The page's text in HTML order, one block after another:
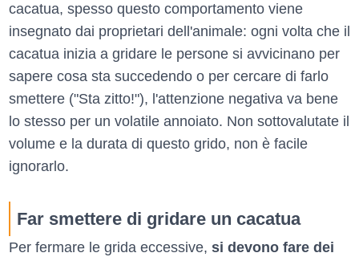
cacatua, spesso questo comportamento viene
insegnato dai proprietari dell'animale: ogni volta che il
cacatua inizia a gridare le persone si avvicinano per
sapere cosa sta succedendo o per cercare di farlo
smettere ("Sta zitto!"), l'attenzione negativa va bene
lo stesso per un volatile annoiato. Non sottovalutate il
volume e la durata di questo grido, non è facile
ignorarlo.
Far smettere di gridare un cacatua
Per fermare le grida eccessive, si devono fare dei